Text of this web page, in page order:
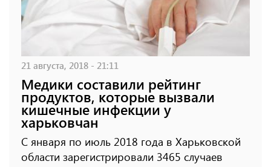
21 августа, 2018 - 21:11
Медики составили рейтинг
продуктов, которые вызвали
кишечные инфекции у
харьковчан
С января по июль 2018 года в Харьковской
области зарегистрировали 3465 случаев